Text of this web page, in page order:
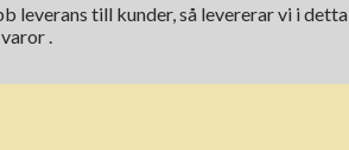
till kunder, så levererar vi i
.